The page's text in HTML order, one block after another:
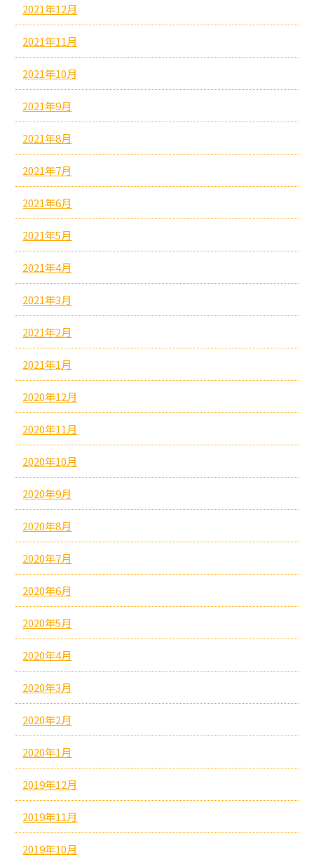
2021年12月
2021年11月
2021年10月
2021年9月
2021年8月
2021年7月
2021年6月
2021年5月
2021年4月
2021年3月
2021年2月
2021年1月
2020年12月
2020年11月
2020年10月
2020年9月
2020年8月
2020年7月
2020年6月
2020年5月
2020年4月
2020年3月
2020年2月
2020年1月
2019年12月
2019年11月
2019年10月